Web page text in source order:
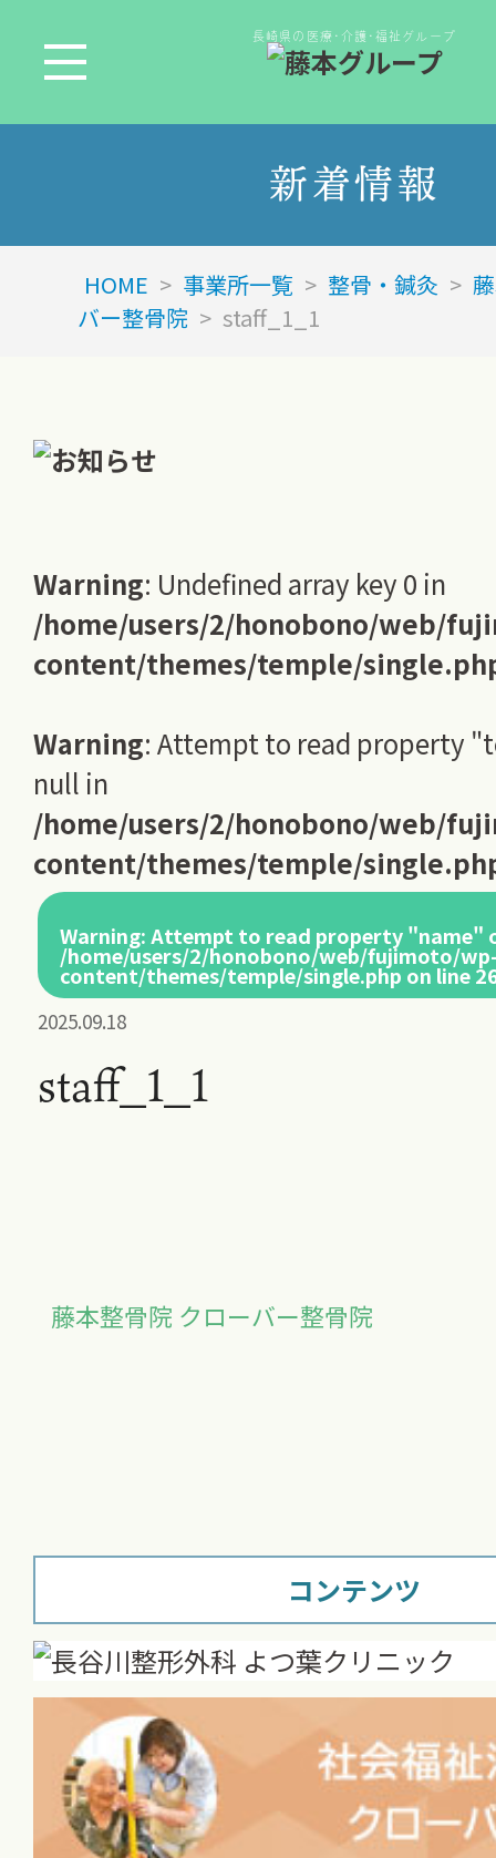
長崎県の医療･介護･福祉グループ
新着情報
HOME > 事業所一覧 > 整骨・鍼灸 >
バー整骨院 > staff_1_1
Warning: Undefined array key 0 in
/home/users/2/honobono/web/
content/themes/temple/
Warning: Attempt to read property
null in
/home/users/2/honobono/web/
content/themes/temple/
Warning: Attempt to read property "name"
/home/users/2/honobono/web/fujimoto/
content/themes/temple/single.php on line
2025.09.18
staff_1_1
藤本整骨院 クローバー整骨院
コンテンツ